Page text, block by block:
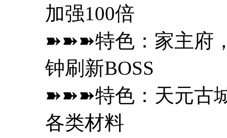
加强100倍
➽➽➽特色：家主府
钟刷新BOSS
➽➽➽特色：天元古
各类材料